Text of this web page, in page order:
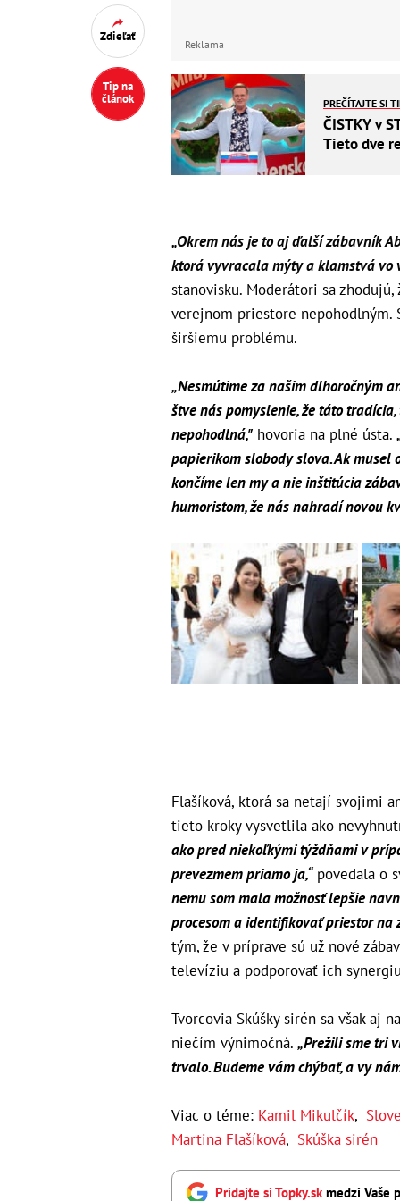
Zdieľať
Tip na
článok
Reklama
PREČÍTAJTE SI
ČISTKY v
Tieto dve
„Okrem nás je to aj ďalší zábavník
ktorá vyvracala mýty a klamstvá vo
stanovisku. Moderátori sa zhodujú,
verejnom priestore
širšiemu problému.
„Nesmútime za našim dlhoročným
štve nás pomyslenie, že táto
nepohodlná," hovoria na plné ústa.
papierikom slobody slova. Ak musel
končíme len my a nie inštitúcia
humoristom, že nás nahradí novou
Flašíková, ktorá sa netají svojimi
tieto kroky vysvetlila ako
ako pred niekoľkými týždňami v
prevezmem priamo ja,“povedala o
nemu som mala možnosť lepšie
procesom a identifikovať priestor na
tým, že v príprave sú už nové
televíziu a podporovať ich
Tvorcovia Skúšky sirén sa však aj
niečím výnimočná. „Prežili sme tri
trvalo. Budeme vám chýbať, a vy
Viac o téme: Kamil Mikulčík,
Martina Flašíková, Skúška sirén
Pridajte si Topky.skmedzi Vaše